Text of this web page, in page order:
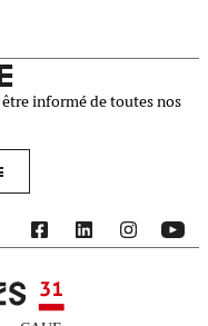
informé de toutes nos